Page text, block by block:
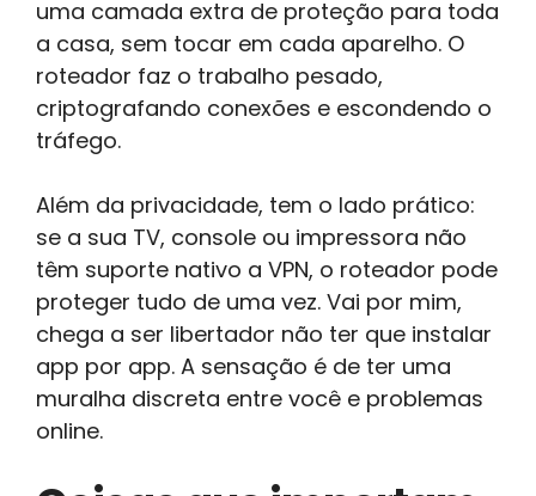
uma camada extra de proteção para toda
a casa, sem tocar em cada aparelho. O
roteador faz o trabalho pesado,
criptografando conexões e escondendo o
tráfego.
Além da privacidade, tem o lado prático:
se a sua TV, console ou impressora não
têm suporte nativo a VPN, o roteador pode
proteger tudo de uma vez. Vai por mim,
chega a ser libertador não ter que instalar
app por app. A sensação é de ter uma
muralha discreta entre você e problemas
online.